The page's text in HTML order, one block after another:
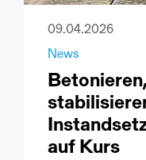
09.04.2026
News
auf Kurs